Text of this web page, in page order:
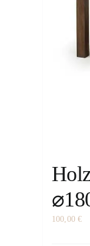
100,00 €